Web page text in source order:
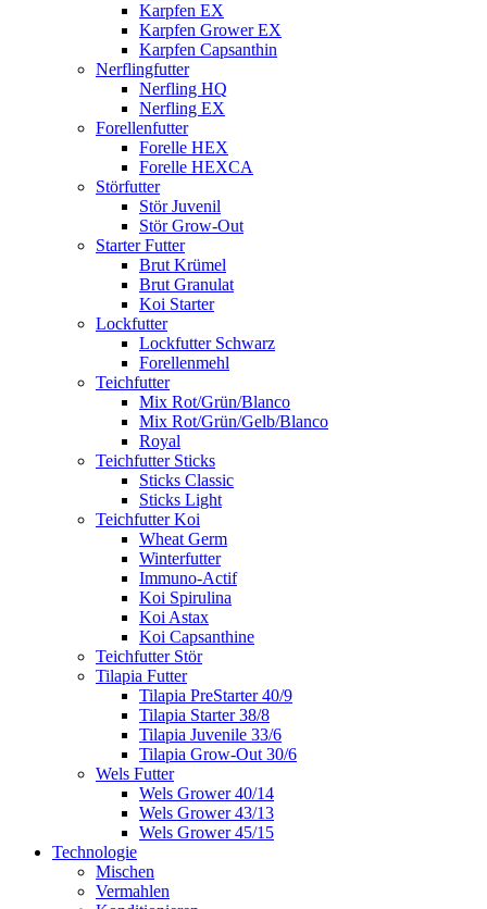
Karpfen EX
Karpfen Grower EX
Karpfen Capsanthin
Nerflingfutter
Nerfling HQ
Nerfling EX
Forellenfutter
Forelle HEX
Forelle HEXCA
Störfutter
Stör Juvenil
Stör Grow-Out
Starter Futter
Brut Krümel
Brut Granulat
Koi Starter
Lockfutter
Lockfutter Schwarz
Forellenmehl
Teichfutter
Mix Rot/Grün/Blanco
Mix Rot/Grün/Gelb/Blanco
Royal
Teichfutter Sticks
Sticks Classic
Sticks Light
Teichfutter Koi
Wheat Germ
Winterfutter
Immuno-Actif
Koi Spirulina
Koi Astax
Koi Capsanthine
Teichfutter Stör
Tilapia Futter
Tilapia PreStarter 40/9
Tilapia Starter 38/8
Tilapia Juvenile 33/6
Tilapia Grow-Out 30/6
Wels Futter
Wels Grower 40/14
Wels Grower 43/13
Wels Grower 45/15
Technologie
Mischen
Vermahlen